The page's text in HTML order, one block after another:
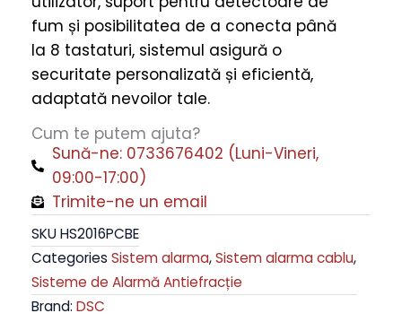
Partitii
-
DSC
HS2016PCBE
quantity
fum și posibilitatea de a conecta până
la 8 tastaturi, sistemul asigură o
securitate personalizată și eficientă,
adaptată nevoilor tale.
Cum te putem ajuta?
Sună-ne: 0733676402 (Luni-Vineri,
09:00-17:00)
Trimite-ne un email
SKUHS2016PCBE
Categories Sistem alarma,Sistem alarma cablu,
Sisteme de Alarmă Antiefracție
Brand: DSC